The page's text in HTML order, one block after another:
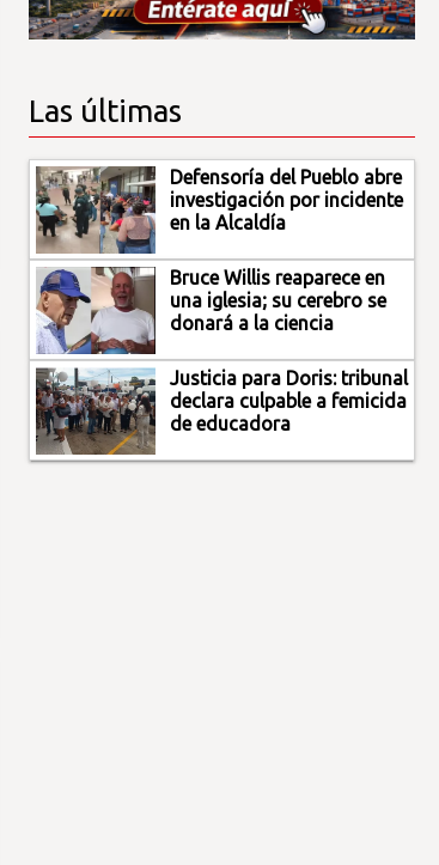
Las últimas
Defensoría del Pueblo abre
investigación por incidente
en la Alcaldía
Bruce Willis reaparece en
una iglesia; su cerebro se
donará a la ciencia
Justicia para Doris: tribunal
declara culpable a femicida
de educadora